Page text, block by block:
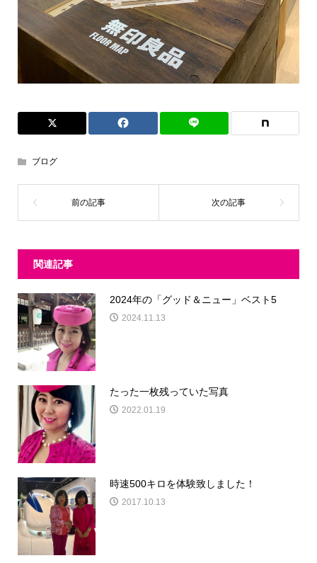
ブログ
関連記事
2024年の「グッド＆ニュー」ベスト5
2024.11.13
たった一枚残っていた写真
2022.01.19
時速500キロを体験致しました！
2017.10.13